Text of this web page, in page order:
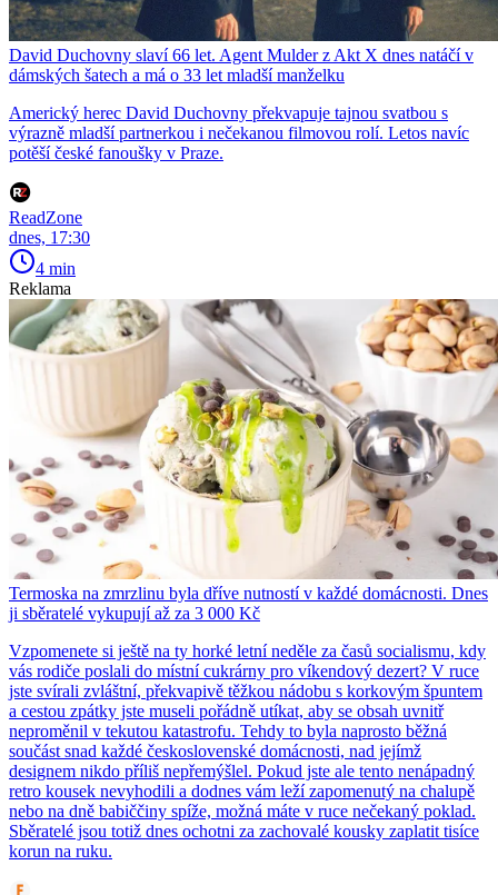
David Duchovny slaví 66 let. Agent Mulder z Akt X dnes natáčí v
dámských šatech a má o 33 let mladší manželku
Americký herec David Duchovny překvapuje tajnou svatbou s
výrazně mladší partnerkou i nečekanou filmovou rolí. Letos navíc
potěší české fanoušky v Praze.
ReadZone
dnes, 17:30
4 min
Reklama
Termoska na zmrzlinu byla dříve nutností v každé domácnosti. Dnes
ji sběratelé vykupují až za 3 000 Kč
Vzpomenete si ještě na ty horké letní neděle za časů socialismu, kdy
vás rodiče poslali do místní cukrárny pro víkendový dezert? V ruce
jste svírali zvláštní, překvapivě těžkou nádobu s korkovým špuntem
a cestou zpátky jste museli pořádně utíkat, aby se obsah uvnitř
neproměnil v tekutou katastrofu. Tehdy to byla naprosto běžná
součást snad každé československé domácnosti, nad jejímž
designem nikdo příliš nepřemýšlel. Pokud jste ale tento nenápadný
retro kousek nevyhodili a dodnes vám leží zapomenutý na chalupě
nebo na dně babiččiny spíže, možná máte v ruce nečekaný poklad.
Sběratelé jsou totiž dnes ochotni za zachovalé kousky zaplatit tisíce
korun na ruku.